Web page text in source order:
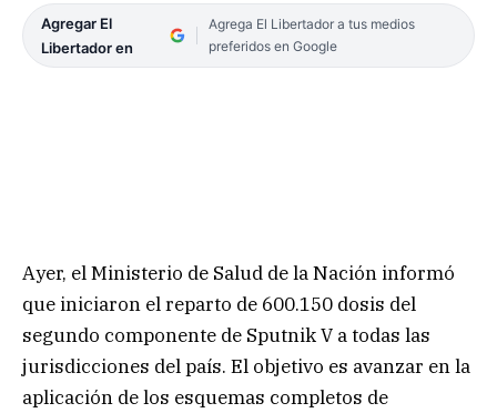
Agregar El
Libertador en
Agrega El Libertador a tus medios
preferidos en Google
Ayer, el Ministerio de Salud de la Nación informó
que iniciaron el reparto de 600.150 dosis del
segundo componente de Sputnik V a todas las
jurisdicciones del país. El objetivo es avanzar en la
aplicación de los esquemas completos de